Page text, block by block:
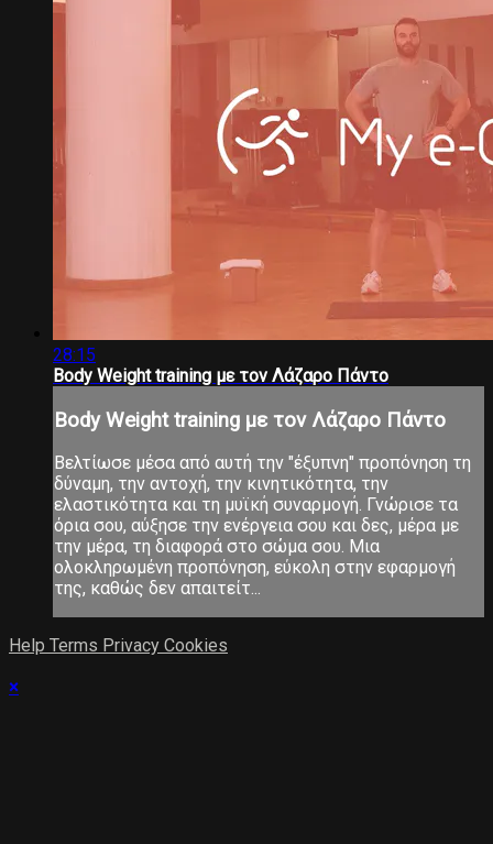
28:15
Body Weight training με τον Λάζαρο Πάντο
Body Weight training με τον Λάζαρο Πάντο
Βελτίωσε μέσα από αυτή την "έξυπνη" προπόνηση τη
δύναμη, την αντοχή, την κινητικότητα, την
ελαστικότητα και τη μυϊκή συναρμογή. Γνώρισε τα
όρια σου, αύξησε την ενέργεια σου και δες, μέρα με
την μέρα, τη διαφορά στο σώμα σου. Μια
ολοκληρωμένη προπόνηση, εύκολη στην εφαρμογή
της, καθώς δεν απαιτείτ...
Help Terms Privacy Cookies
×